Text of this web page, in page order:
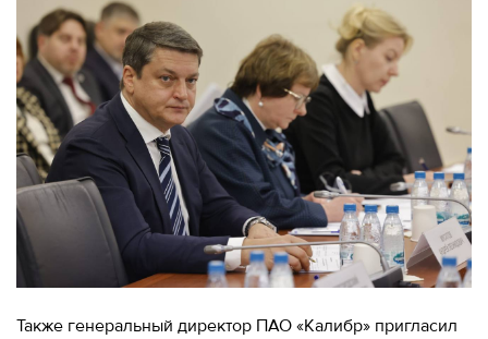
Также генеральный директор ПАО «Калибр» пригласил